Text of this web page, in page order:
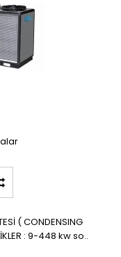
( CONDENSING
: 9-448 kw so..